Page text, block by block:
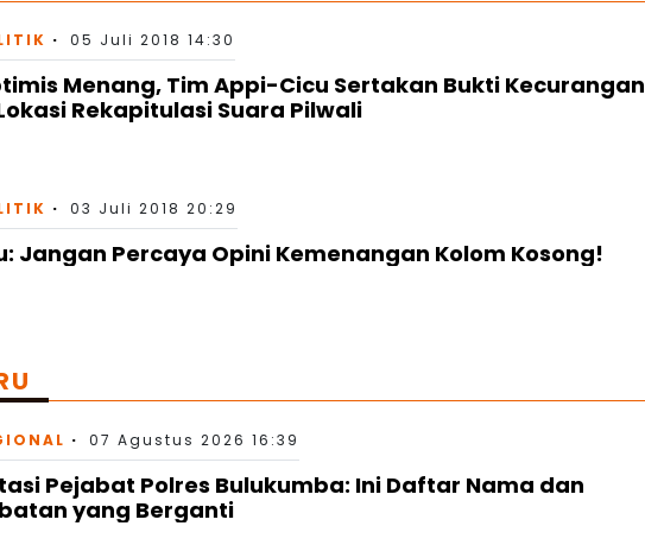
05 Juli 2018 14:30
Menang, Tim Appi-Cicu Sertakan Bukti Kecurangan
Rekapitulasi Suara Pilwali
Jangan Percaya Opini Kemenangan Kolom Kosong!
yang Berganti